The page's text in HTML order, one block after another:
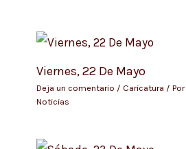
Viernes, 22 De Mayo
Deja un comentario / Caricatura / Por
Noticias